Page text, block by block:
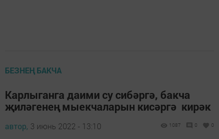
БЕЗНЕҢ БАКЧА
Карлыганга даими су сибәргә, бакча
җиләгенең мыекчаларын кисәргә кирәк
автор, 3 июнь 2022 - 13:10 1087 0 0